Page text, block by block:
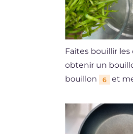
Faites bouillir
obtenir un
bouillon
6 et